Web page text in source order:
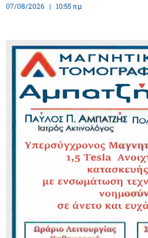
07/08/2026 10:55 πμ